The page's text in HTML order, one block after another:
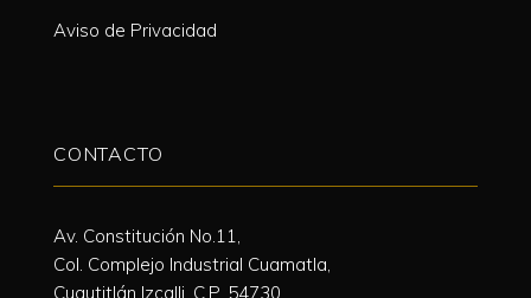
Aviso de Privacidad
CONTACTO
Av. Constitución No.11,
Col. Complejo Industrial Cuamatla,
Cuautitlán Izcalli, C.P. 54730